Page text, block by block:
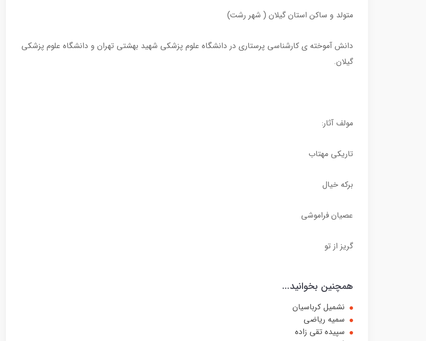
متولد و ساکن استان گیلان ( شهر رشت)
دانش آموخته ی کارشناسی پرستاری در دانشگاه علوم پزشکی شهید بهشتی تهران و دانشگاه علوم پزشکی
گیلان.
مولف آثار:
تاریکی مهتاب
برکه خیال
عصیان فراموشی
گریز از تو
همچنین بخوانید...
نشمیل کرباسیان
سمیه ریاضی
سپیده تقی زاده